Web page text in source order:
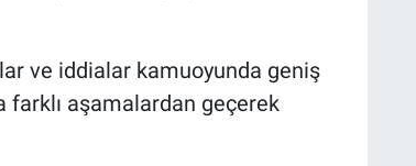
ve iddialar kamuoyunda geniş
farklı aşamalardan geçerek